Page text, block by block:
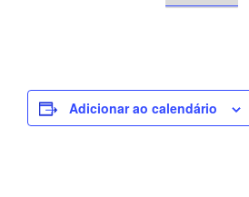
Adicionar ao calendário